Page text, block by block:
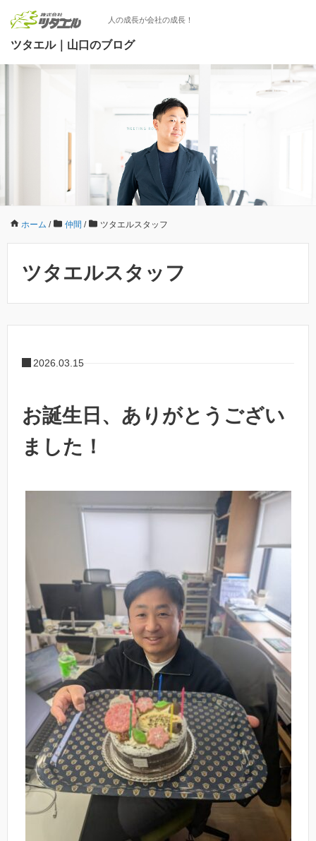
人の成長が会社の成長！
ツタエル｜山口のブログ
ホーム / 仲間 / ツタエルスタッフ
ツタエルスタッフ
2026.03.15
お誕生日、ありがとうござい
ました！